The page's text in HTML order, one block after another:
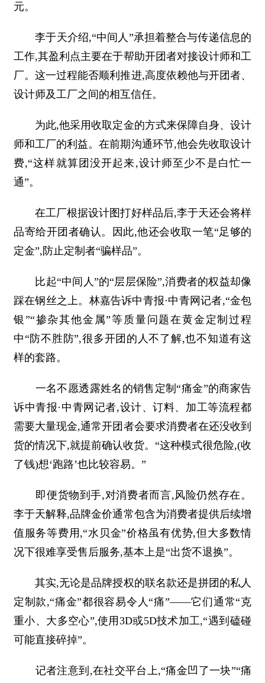
元。
李于天介绍,“中间人”承担着整合与传递信息的
工作,其盈利点主要在于帮助开团者对接设计师和工
厂。这一过程能否顺利推进,高度依赖他与开团者、
设计师及工厂之间的相互信任。
为此,他采用收取定金的方式来保障自身、设计
师和工厂的利益。在前期沟通环节,他会先收取设计
费,“这样就算团没开起来,设计师至少不是白忙一
通”。
在工厂根据设计图打好样品后,李于天还会将样
品寄给开团者确认。因此,他还会收取一笔“足够的
定金”,防止定制者“骗样品”。
比起“中间人”的“层层保险”,消费者的权益却像
踩在钢丝之上。林嘉告诉中青报·中青网记者,“金包
银”“掺杂其他金属”等质量问题在黄金定制过程
中“防不胜防”,很多开团的人不了解,也不知道有这
样的套路。
一名不愿透露姓名的销售定制“痛金”的商家告
诉中青报·中青网记者,设计、订料、加工等流程都
需要大量现金,通常开团者会要求消费者在还没收到
货的情况下,就提前确认收货。“这种模式很危险,(收
了钱)想‘跑路’也比较容易。”
即便货物到手,对消费者而言,风险仍然存在。
李于天解释,品牌金价通常包含为消费者提供后续增
值服务等费用,“水贝金”价格虽有优势,但大多数情
况下很难享受售后服务,基本上是“出货不退换”。
其实,无论是品牌授权的联名款还是拼团的私人
定制款,“痛金”都很容易令人“痛”——它们通常“克
重小、大多空心”,使用3D或5D技术加工,“遇到磕碰
可能直接碎掉”。
记者注意到,在社交平台上,“痛金凹了一块”“痛